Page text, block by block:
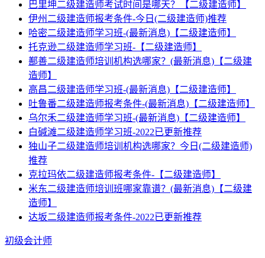
巴里坤二级建造师考试时间是哪天？【二级建造师】
伊州二级建造师报考条件-今日(二级建造师)推荐
哈密二级建造师学习班-(最新消息)【二级建造师】
托克逊二级建造师学习班-【二级建造师】
鄯善二级建造师培训机构选哪家？(最新消息)【二级建
造师】
高昌二级建造师学习班-(最新消息)【二级建造师】
吐鲁番二级建造师报考条件-(最新消息)【二级建造师】
乌尔禾二级建造师学习班-(最新消息)【二级建造师】
白碱滩二级建造师学习班-2022已更新推荐
独山子二级建造师培训机构选哪家？今日(二级建造师)
推荐
克拉玛依二级建造师报考条件-【二级建造师】
米东二级建造师培训班哪家靠谱？(最新消息)【二级建
造师】
达坂二级建造师报考条件-2022已更新推荐
初级会计师